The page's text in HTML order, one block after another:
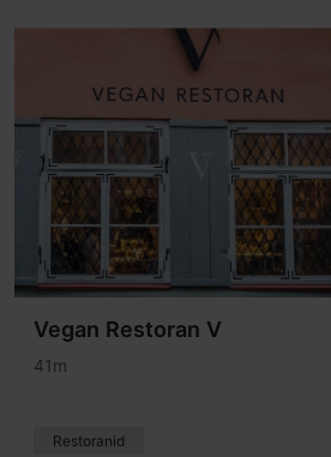
Vegan Restoran V
41m
Restoranid